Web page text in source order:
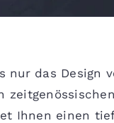
das Design
Ihnen einen